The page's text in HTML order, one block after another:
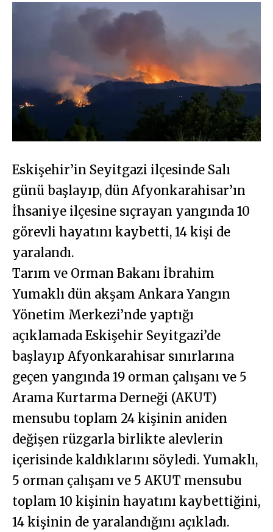
Eskişehir’in Seyitgazi ilçesinde Salı
günü başlayıp, dün Afyonkarahisar’ın
İhsaniye ilçesine sıçrayan yangında 10
görevli hayatını kaybetti, 14 kişi de
yaralandı.
Tarım ve Orman Bakanı İbrahim
Yumaklı dün akşam Ankara Yangın
Yönetim Merkezi’nde yaptığı
açıklamada Eskişehir Seyitgazi’de
başlayıp Afyonkarahisar sınırlarına
geçen yangında 19 orman çalışanı ve 5
Arama Kurtarma Derneği (AKUT)
mensubu toplam 24 kişinin aniden
değişen rüzgarla birlikte alevlerin
içerisinde kaldıklarını söyledi. Yumaklı,
5 orman çalışanı ve 5 AKUT mensubu
toplam 10 kişinin hayatını kaybettiğini,
14 kişinin de yaralandığını açıkladı.